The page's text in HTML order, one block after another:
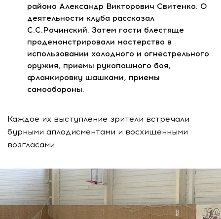
района Александр Викторович Свитенко. О
деятельности клуба рассказал
С.С.Рачинский. Затем гости блестяще
продемонстрировали мастерство в
использовании холодного и огнестрельного
оружия, приемы рукопашного боя,
фланкировку шашками, приемы
самообороны.
Каждое их выступление зрители встречали
бурными аплодисментами и восхищенными
возгласами.